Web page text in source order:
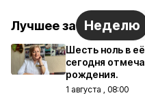
Лучшее за Неделю
Шесть ноль в
сегодня
рождения.
1 августа , 08:00